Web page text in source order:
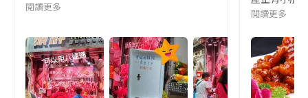
閱讀更多
閱讀更多